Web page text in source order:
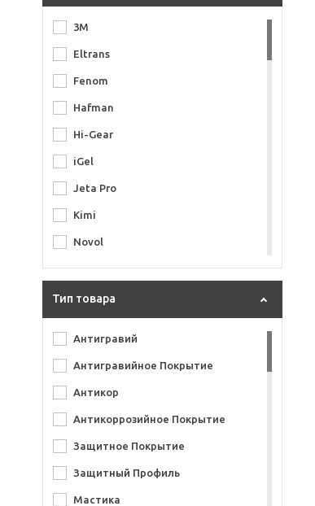
3M
Eltrans
Fenom
Hafman
Hi-Gear
iGel
Jeta Pro
Kimi
Novol
Otrix
Quickline
Тип товара
Антигравий
Антигравийное Покрытие
Антикор
Антикоррозийное Покрытие
Защитное Покрытие
Защитный Профиль
Мастика